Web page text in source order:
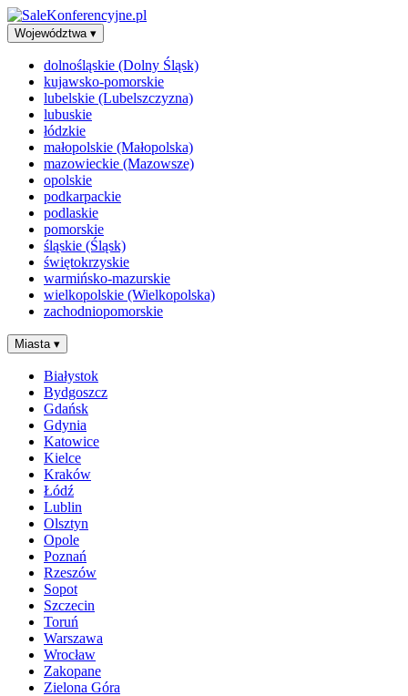
Województwa ▾
dolnośląskie (Dolny Śląsk)
kujawsko-pomorskie
lubelskie (Lubelszczyzna)
lubuskie
łódzkie
małopolskie (Małopolska)
mazowieckie (Mazowsze)
opolskie
podkarpackie
podlaskie
pomorskie
śląskie (Śląsk)
świętokrzyskie
warmińsko-mazurskie
wielkopolskie (Wielkopolska)
zachodniopomorskie
Miasta ▾
Białystok
Bydgoszcz
Gdańsk
Gdynia
Katowice
Kielce
Kraków
Łódź
Lublin
Olsztyn
Opole
Poznań
Rzeszów
Sopot
Szczecin
Toruń
Warszawa
Wrocław
Zakopane
Zielona Góra